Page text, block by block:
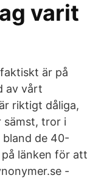
varit
är på
av vårt
riktigt dåliga,
sämst, tror i
bland de 40-
länken för att
-